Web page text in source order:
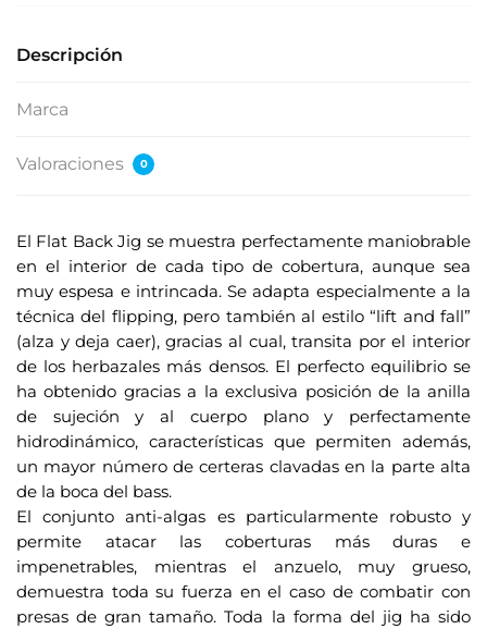
Descripción
Marca
Valoraciones 0
El Flat Back Jig se muestra perfectamente maniobrable
en el interior de cada tipo de cobertura, aunque sea
muy espesa e intrincada. Se adapta especialmente a la
técnica del flipping, pero también al estilo “lift and fall”
(alza y deja caer), gracias al cual, transita por el interior
de los herbazales más densos. El perfecto equilibrio se
ha obtenido gracias a la exclusiva posición de la anilla
de sujeción y al cuerpo plano y perfectamente
hidrodinámico, características que permiten además,
un mayor número de certeras clavadas en la parte alta
de la boca del bass.
El conjunto anti-algas es particularmente robusto y
permite atacar las coberturas más duras e
impenetrables, mientras el anzuelo, muy grueso,
demuestra toda su fuerza en el caso de combatir con
presas de gran tamaño. Toda la forma del jig ha sido